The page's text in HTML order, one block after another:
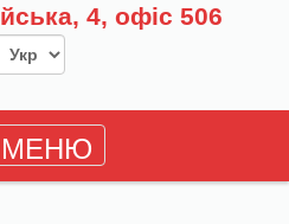
4, офіс 506
МЕНЮ